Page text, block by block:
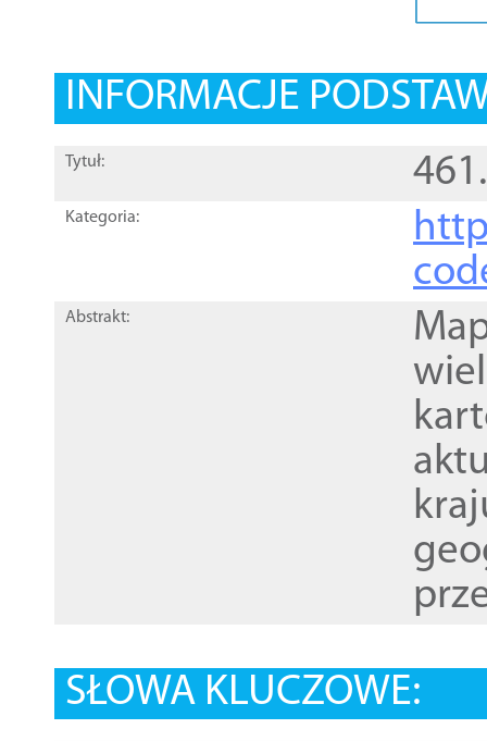
INFORMACJE
Tytuł:
Kategoria:
Abstrakt:
SŁOWA KLUCZOWE: